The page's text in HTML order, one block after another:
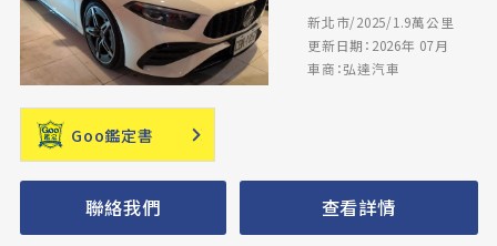
新北市/2025/1.9萬公里
更新日期：2026年 07月
車商：弘達汽車
Goo鑑定書
聯絡我們 查看詳情